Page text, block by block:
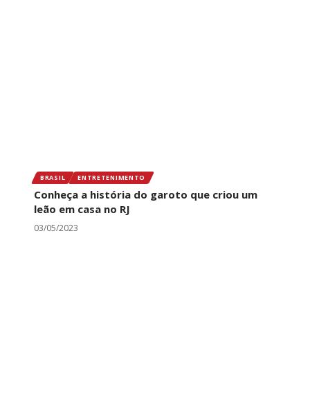
BRASIL ENTRETENIMENTO
Conheça a história do garoto que criou um
leão em casa no RJ
03/05/2023